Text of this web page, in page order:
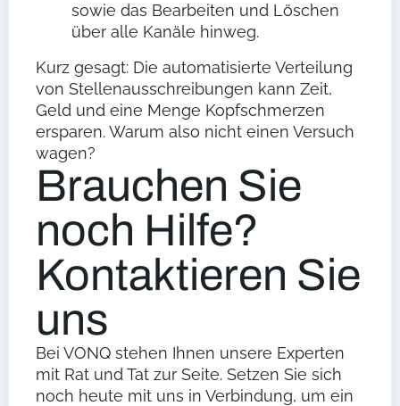
sowie das Bearbeiten und Löschen
über alle Kanäle hinweg.
Kurz gesagt: Die automatisierte Verteilung
von Stellenausschreibungen kann Zeit,
Geld und eine Menge Kopfschmerzen
ersparen. Warum also nicht einen Versuch
wagen?
Brauchen Sie
noch Hilfe?
Kontaktieren Sie
uns
Bei VONQ stehen Ihnen unsere Experten
mit Rat und Tat zur Seite. Setzen Sie sich
noch heute mit uns in Verbindung, um ein